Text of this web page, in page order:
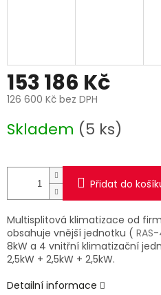
153 186 Kč
126 600 Kč bez DPH
cena:
Skladem (5 ks)
Přidat do
Multisplitová klimatizace od
obsahuje vnější jednotku (
8kW a 4 vnitřní klimatizační
2,5kW + 2,5kW + 2,5kW.
Detailní informace